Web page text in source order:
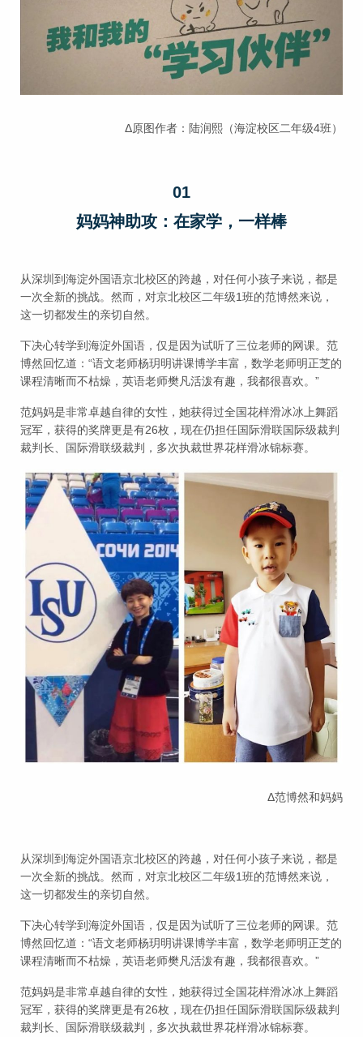
Δ原图作者：陆润熙（海淀校区二年级4班）
01
妈妈神助攻：在家学，一样棒
从深圳到海淀外国语京北校区的跨越，对任何小孩子来说，都是
一次全新的挑战。然而，对京北校区二年级1班的范博然来说，
这一切都发生的亲切自然。
下决心转学到海淀外国语，仅是因为试听了三位老师的网课。范
博然回忆道：“语文老师杨玥明讲课博学丰富，数学老师明正芝的
课程清晰而不枯燥，英语老师樊凡活泼有趣，我都很喜欢。”
范妈妈是非常卓越自律的女性，她获得过全国花样滑冰冰上舞蹈
冠军，获得的奖牌更是有26枚，现在仍担任国际滑联国际级裁判
裁判长、国际滑联级裁判，多次执裁世界花样滑冰锦标赛。
Δ范博然和妈妈
从深圳到海淀外国语京北校区的跨越，对任何小孩子来说，都是
一次全新的挑战。然而，对京北校区二年级1班的范博然来说，
这一切都发生的亲切自然。
下决心转学到海淀外国语，仅是因为试听了三位老师的网课。范
博然回忆道：“语文老师杨玥明讲课博学丰富，数学老师明正芝的
课程清晰而不枯燥，英语老师樊凡活泼有趣，我都很喜欢。”
范妈妈是非常卓越自律的女性，她获得过全国花样滑冰冰上舞蹈
冠军，获得的奖牌更是有26枚，现在仍担任国际滑联国际级裁判
裁判长、国际滑联级裁判，多次执裁世界花样滑冰锦标赛。